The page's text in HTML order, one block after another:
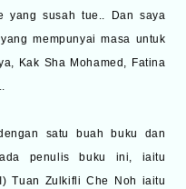
yang susah tue.. Dan saya
mempunyai masa untuk
Kak Sha Mohamed, Fatina
satu buah buku dan
penulis buku ini, iaitu
Tuan Zulkifli Che Noh iaitu